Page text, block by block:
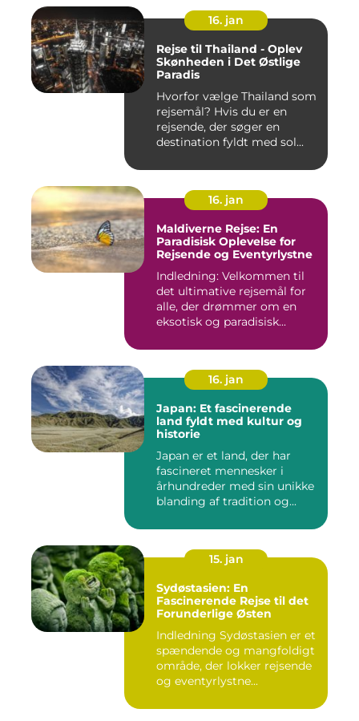
16. jan
Rejse til Thailand - Oplev
Skønheden i Det Østlige
Paradis
Hvorfor vælge Thailand som
rejsemål? Hvis du er en
rejsende, der søger en
destination fyldt med sol...
16. jan
Maldiverne Rejse: En
Paradisisk Oplevelse for
Rejsende og Eventyrlystne
Indledning: Velkommen til
det ultimative rejsemål for
alle, der drømmer om en
eksotisk og paradisisk...
16. jan
Japan: Et fascinerende
land fyldt med kultur og
historie
Japan er et land, der har
fascineret mennesker i
århundreder med sin unikke
blanding af tradition og...
15. jan
Sydøstasien: En
Fascinerende Rejse til det
Forunderlige Østen
Indledning Sydøstasien er et
spændende og mangfoldigt
område, der lokker rejsende
og eventyrlystne...